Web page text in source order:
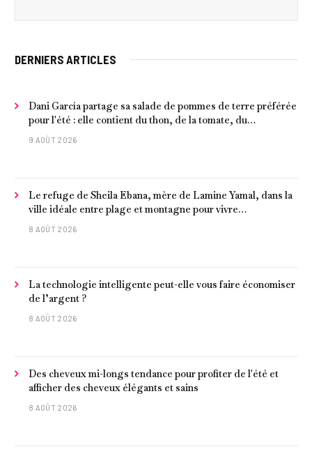
DERNIERS ARTICLES
Dani García partage sa salade de pommes de terre préférée
pour l'été : elle contient du thon, de la tomate, du
concombre et de l'œuf
9 AOÛT 2026
Le refuge de Sheila Ebana, mère de Lamine Yamal, dans la
ville idéale entre plage et montagne pour vivre
tranquillement près de Barcelone
8 AOÛT 2026
La technologie intelligente peut-elle vous faire économiser
de l’argent ?
8 AOÛT 2026
Des cheveux mi-longs tendance pour profiter de l'été et
afficher des cheveux élégants et sains
8 AOÛT 2026